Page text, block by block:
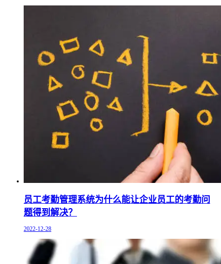
员工考勤管理系统为什么能让企业员工的考勤问
题得到解决？
2022-12-28